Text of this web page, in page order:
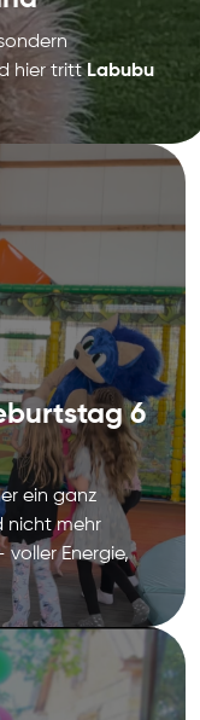
hier trittLabubu
6
ein ganz
nicht mehr
Energie,